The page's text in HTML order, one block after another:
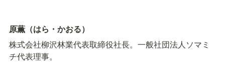
原薫（はら・かおる）
株式会社柳沢林業代表取締役社長。一般社団法人ソマミ
チ代表理事。